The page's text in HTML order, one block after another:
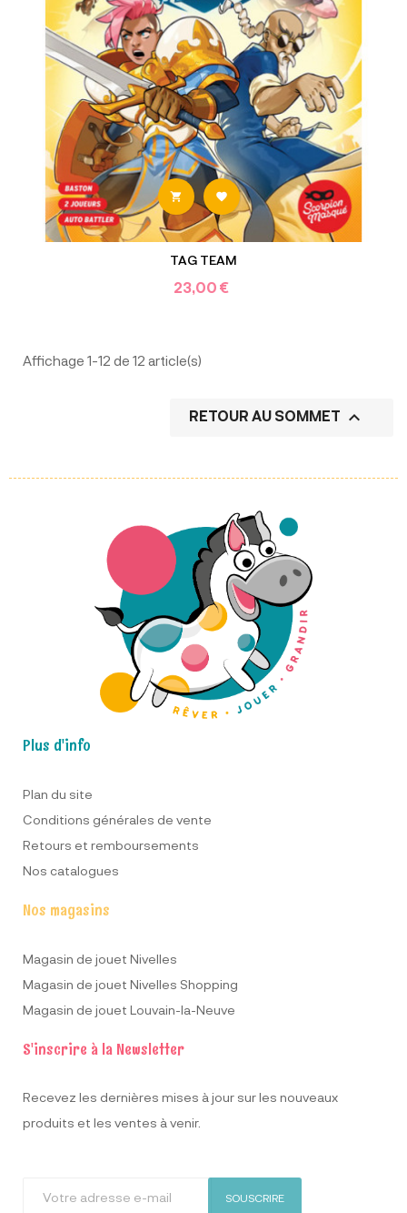
 
TAG TEAM
23,00 €
Affichage 1-12 de 12 article(s)
RETOUR AU SOMMET 
Plus d'info
Plan du site
Conditions générales de vente
Retours et remboursements
Nos catalogues
Nos magasins
Magasin de jouet Nivelles
Magasin de jouet Nivelles Shopping
Magasin de jouet Louvain-la-Neuve
S'inscrire à la Newsletter
Recevez les dernières mises à jour sur les nouveaux
produits et les ventes à venir.
SOUSCRIRE